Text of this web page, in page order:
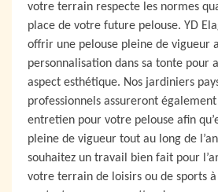
votre terrain respecte les normes
place de votre future pelouse. YD
offrir une pelouse pleine de vigueur
personnalisation dans sa tonte pour
aspect esthétique. Nos jardiniers
professionnels assureront
entretien pour votre pelouse afin
pleine de vigueur tout au long de
souhaitez un travail bien fait pour
votre terrain de loisirs ou de sports à